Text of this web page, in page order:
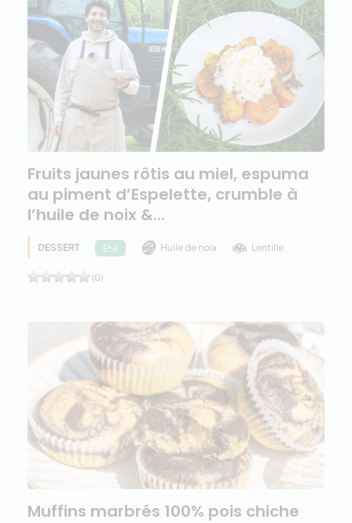
Fruits jaunes rôtis au miel, espuma
au piment d’Espelette, crumble à
l’huile de noix &…
DESSERT Eté Huile de noix Lentille
(0)
Muffins marbrés 100% pois chiche